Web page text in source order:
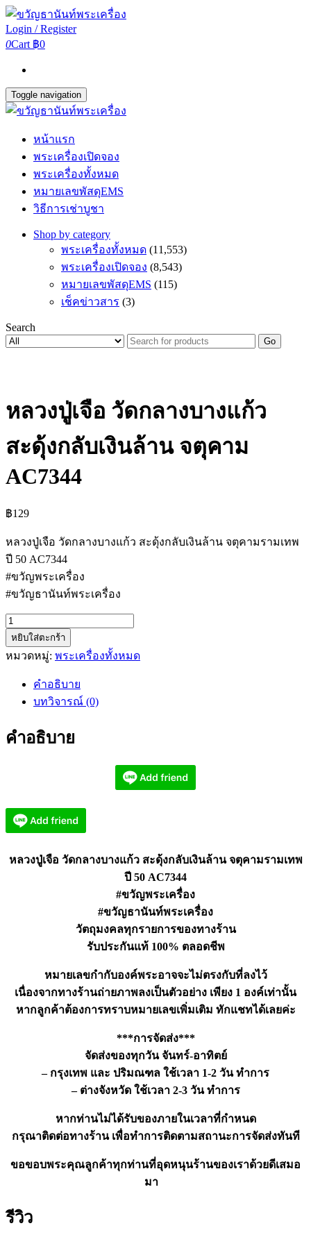
Login / Register
0Cart ฿0
Toggle navigation
หน้าแรก
พระเครื่องเปิดจอง
พระเครื่องทั้งหมด
หมายเลขพัสดุEMS
วิธีการเช่าบูชา
Shop by category
พระเครื่องทั้งหมด (11,553)
พระเครื่องเปิดจอง (8,543)
หมายเลขพัสดุEMS (115)
เช็คข่าวสาร (3)
Search
Go
หลวงปู่เจือ วัดกลางบางแก้ว
สะดุ้งกลับเงินล้าน จตุคาม
AC7344
฿129
หลวงปู่เจือ วัดกลางบางแก้ว สะดุ้งกลับเงินล้าน จตุคามรามเทพ
ปี 50 AC7344
#ขวัญพระเครื่อง
#ขวัญธานันท์พระเครื่อง
จำนวน
หลวง
ปู่
วัดกลาง
บางแก้ว
กลับ
คาม
AC7344
หยิบใส่ตะกร้า
หมวดหมู่: พระเครื่องทั้งหมด
คำอธิบาย
บทวิจารณ์ (0)
คำอธิบาย
หลวงปู่เจือ วัดกลางบางแก้ว สะดุ้งกลับเงินล้าน จตุคามรามเทพ
ปี 50 AC7344
#ขวัญพระเครื่อง
#ขวัญธานันท์พระเครื่อง
วัตถุมงคลทุกรายการของทางร้าน
รับประกันแท้ 100% ตลอดชีพ
หมายเลขกำกับองค์พระอาจจะไม่ตรงกับที่ลงไว้
เนื่องจากทางร้านถ่ายภาพลงเป็นตัวอย่าง เพียง 1 องค์เท่านั้น
หากลูกค้าต้องการทราบหมายเลขเพิ่มเติม ทักแชทได้เลยค่ะ
***การจัดส่ง***
จัดส่งของทุกวัน จันทร์-อาทิตย์
– กรุงเทพ และ ปริมณฑล ใช้เวลา 1-2 วัน ทำการ
– ต่างจังหวัด ใช้เวลา 2-3 วัน ทำการ
หากท่านไม่ได้รับของภายในเวลาที่กำหนด
กรุณาติดต่อทางร้าน เพื่อทำการติดตามสถานะการจัดส่งทันที
ขอขอบพระคุณลูกค้าทุกท่านที่อุดหนุนร้านของเราด้วยดีเสมอ
มา
รีวิว